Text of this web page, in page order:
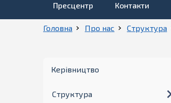
Пресцентр Контакти
Головна Про нас Структура
Керівництво
Структура